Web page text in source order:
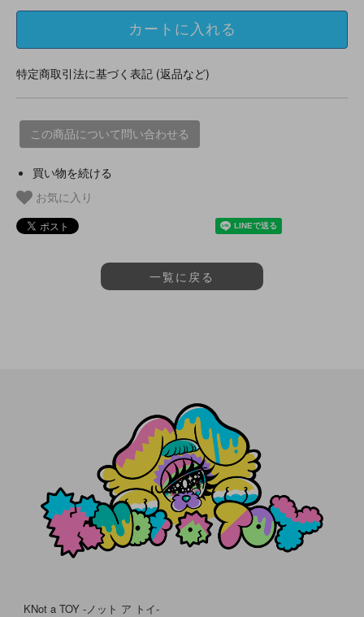
特定商取引法に基づく表記 (返品など)
この商品について問い合わせる
買い物を続ける
お気に入り
一覧に戻る
KNot a TOY -ノット ア トイ-